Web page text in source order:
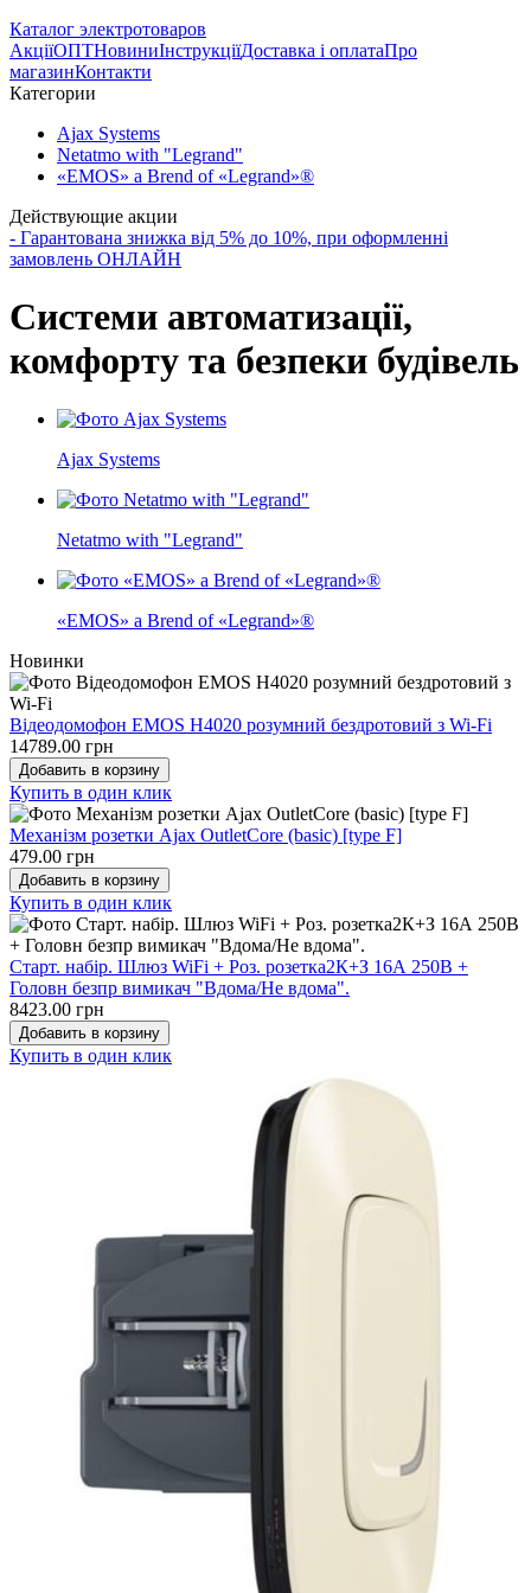
Каталог электротоваров
АкціїОПТНовиниІнструкціїДоставка і оплатаПро
магазинКонтакти
Категории
Ajax Systems
Netatmo with "Legrand"
«EMOS» a Brend of «Legrand»®
Действующие акции
- Гарантована знижка від 5% до 10%, при оформленні
замовлень ОНЛАЙН
Системи автоматизації,
комфорту та безпеки будівель
Ajax Systems
Netatmo with "Legrand"
«EMOS» a Brend of «Legrand»®
Новинки
Відеодомофон EMOS H4020 розумний бездротовий з Wi-Fi
14789.00 грн
Добавить в корзину
Купить в один клик
Механізм розетки Ajax OutletCore (basic) [type F]
479.00 грн
Добавить в корзину
Купить в один клик
Старт. набір. Шлюз WiFi + Роз. розетка2К+З 16А 250В +
Головн безпр вимикач "Вдома/Не вдома".
8423.00 грн
Добавить в корзину
Купить в один клик